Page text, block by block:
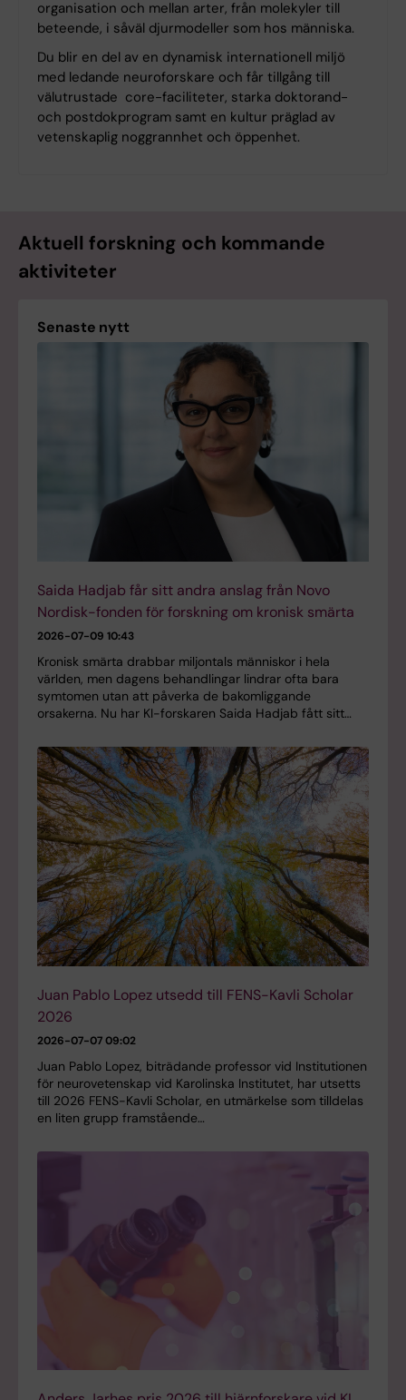
organisation och mellan arter, från molekyler till
beteende, i såväl djurmodeller som hos människa.
Du blir en del av en dynamisk internationell miljö
med ledande neuroforskare och får tillgång till
välutrustade core-faciliteter, starka doktorand-
och postdokprogram samt en kultur präglad av
vetenskaplig noggrannhet och öppenhet.
Aktuell forskning och kommande
aktiviteter
Senaste nytt
Saida Hadjab får sitt andra anslag från Novo
Nordisk-fonden för forskning om kronisk smärta
2026-07-09 10:43
Kronisk smärta drabbar miljontals människor i hela
världen, men dagens behandlingar lindrar ofta bara
symtomen utan att påverka de bakomliggande
orsakerna. Nu har KI-forskaren Saida Hadjab fått sitt…
Juan Pablo Lopez utsedd till FENS-Kavli Scholar
2026
2026-07-07 09:02
Juan Pablo Lopez, biträdande professor vid Institutionen
för neurovetenskap vid Karolinska Institutet, har utsetts
till 2026 FENS-Kavli Scholar, en utmärkelse som tilldelas
en liten grupp framstående…